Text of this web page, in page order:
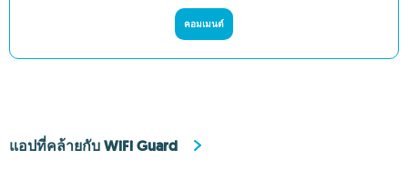
คอมเมนต์
แอปที่คล้ายกับ WiFi Guard